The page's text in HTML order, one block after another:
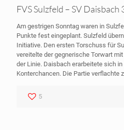
FVS Sulzfeld – SV Daisbach
Am gestrigen Sonntag waren in
Punkte fest eingeplant. Sulzfeld
Initiative. Den ersten Torschuss für
vereitelte der gegnerische Torwart
der Linie. Daisbach erarbeitete sich
Konterchancen. Die Partie verflachte
5